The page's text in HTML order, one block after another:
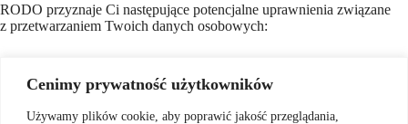
Cenimy prywatność użytkowników
Używamy plików cookie, aby poprawić jakość przeglądania,
RODO przyznaje Ci następujące potencjalne uprawnienia związane
z przetwarzaniem Twoich danych osobowych:
prawo do sprostowania (poprawiania) swoich danych;
prawo do usunięcia danych (jeżeli Twoim zdaniem
nie ma podstaw, abyśmy przetwarzali Twoje dane, możesz